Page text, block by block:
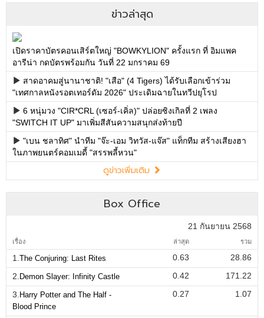
ข่าวล่าสุด
เปิดราคาบัตรคอนเสิร์ตใหญ่ "BOWKYLION" ครั้งแรก ที่ อิมแพค
อารีน่า กดบัตรพร้อมกัน วันที่ 22 มกราคม 69
สาดอาคมสู่นานาชาติ! "เสือ" (4 Tigers) ได้รับเลือกเข้าร่วม
"เทศกาลหนังรอตเทอร์ดัม 2026" ประเดิมฉายในทวีปยุโรป
6 หนุ่มวง "CIR*CRL (เซอร์-เคิ่ล)" ปล่อยซิงเกิลที่ 2 เพลง
"SWITCH IT UP" มาเพิ่มสีสันความสนุกส่งท้ายปี
"เบน ชลาทิศ" นำทีม "จ๊ะ-เอม วิทวัส-แจ๊ส" แท็กทีม สร้างเสียงฮา
ในภาพยนตร์คอมเมดี้ "สรรพลี้หวน"
ดูข่าวเพิ่มเติม
Box Office
21 กันยายน 2568
เรื่อง ล่าสุด รวม
1. The Conjuring: Last Rites 0.63
28.86
2. Demon Slayer: Infinity Castle 0.42
171.22
3. Harry Potter and The Half -
Blood Prince
0.27 1.07